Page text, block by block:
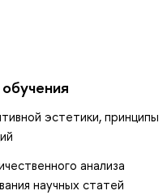
эстетики, принципы
анализа
научных статей